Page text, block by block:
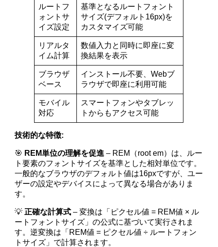
ルートフ
ォントサ
イズ設定
基準となるルートフォント
サイズ(デフォルト16px)を
カスタマイズ可能
リアルタ
イム計算
数値入力と同時に即座に変
換結果を表示
ブラウザ
ベース
インストール不要、Webブ
ラウザで即座に利用可能
モバイル
対応
スマートフォンやタブレッ
トからもアクセス可能
技術的な特徴:
🎯 REM単位の理解を促進 – REM（root em）は、ルー
ト要素のフォントサイズを基準とした相対単位です。
一般的なブラウザのデフォルト値は16pxですが、ユー
ザーの設定やデバイスによって異なる場合がありま
す。
💡 正確な計算式 – 変換は「ピクセル値 = REM値 × ル
ートフォントサイズ」の公式に基づいて実行されま
す。逆変換は「REM値 = ピクセル値 ÷ ルートフォン
トサイズ」で計算されます。